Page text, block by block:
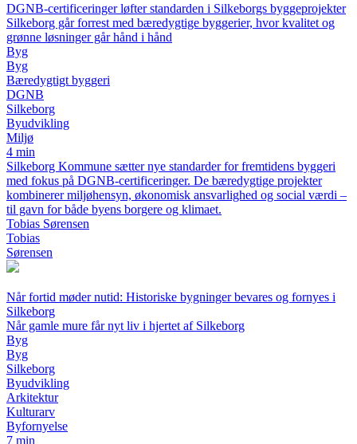
DGNB-certificeringer løfter standarden i Silkeborgs byggeprojekter
Silkeborg går forrest med bæredygtige byggerier, hvor kvalitet og
grønne løsninger går hånd i hånd
Byg
Byg
Bæredygtigt byggeri
DGNB
Silkeborg
Byudvikling
Miljø
4 min
Silkeborg Kommune sætter nye standarder for fremtidens byggeri
med fokus på DGNB-certificeringer. De bæredygtige projekter
kombinerer miljøhensyn, økonomisk ansvarlighed og social værdi –
til gavn for både byens borgere og klimaet.
Tobias Sørensen
Tobias
Sørensen
Når fortid møder nutid: Historiske bygninger bevares og fornyes i
Silkeborg
Når gamle mure får nyt liv i hjertet af Silkeborg
Byg
Byg
Silkeborg
Byudvikling
Arkitektur
Kulturarv
Byfornyelse
7 min